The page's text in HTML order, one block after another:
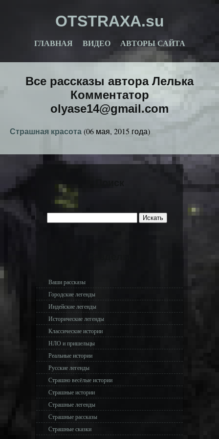
OTSTRAXA.su
ГЛАВНАЯ ВИДЕО АВТОРЫ САЙТА
Все рассказы автора Лелька
Комментатор
olyase14@gmail.com
Страшная красота(06 мая, 2015 года)
Ваши рассказы
Городские легенды
Индейские легенды
Исторические легенды
Классические истории
НЛО и пришельцы
Реальные истории
Русские легенды
Страшно весёлые истории
Страшные истории
Страшные легенды
Страшные рассказы
Страшные сказки